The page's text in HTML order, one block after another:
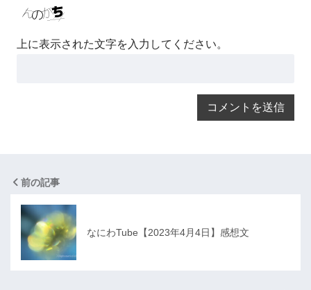
上に表示された文字を入力してください。
前の記事
なにわTube【2023年4月4日】感想文